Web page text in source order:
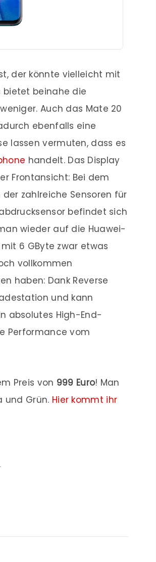
der könnte vielleicht mit
bietet beinahe die
Auch das Mate 20
ebenfalls eine
lassen vermuten, dass es
handelt. Das Display
Frontansicht: Bei dem
zahlreiche Sensoren für
befindet sich
wieder auf die Huawei-
6 GByte zwar etwas
vollkommen
haben: Dank Reverse
und kann
absolutes High-End-
Performance vom
Preis von 999 Euro! Man
und Grün. Hier kommt ihr